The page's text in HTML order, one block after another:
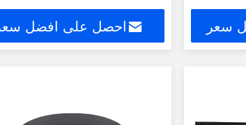
سعر احصل على افضل